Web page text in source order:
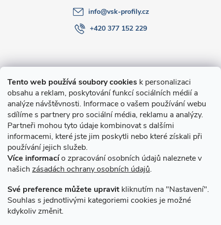
Tento web používá soubory cookies k personalizaci
obsahu a reklam, poskytování funkcí sociálních médií a
analýze návštěvnosti. Informace o vašem používání webu
sdílíme s partnery pro sociální média, reklamu a analýzy.
Partneři mohou tyto údaje kombinovat s dalšími
informacemi, které jste jim poskytli nebo které získali při
používání jejich služeb.
Více informacío zpracování osobních údajů naleznete v
našich zásadách ochrany osobních údajů.
Své preference můžete upravit kliknutím na "Nastavení".
Souhlas s jednotlivými kategoriemi cookies je možné
kdykoliv změnit.
O nákupu
Novinky v programu Alusic
Archiv
info@vsk-profily.cz
+420 377 152 229
Způsoby dopravy